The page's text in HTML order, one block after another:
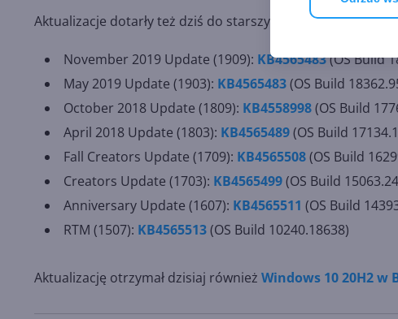
Aktualizacje dotarły też dziś do starszych wersji Windows
November 2019 Update (1909): KB4565483(OS Build
May 2019 Update (1903): KB4565483(OS Build
October 2018 Update (1809): KB4558998(OS Build
April 2018 Update (1803): KB4565489(OS Build
Fall Creators Update (1709): KB4565508(OS Build
Creators Update (1703): KB4565499(OS Build
Anniversary Update (1607): KB4565511 (OS Build
RTM (1507): KB4565513(OS Build 10240.18638)
Aktualizację otrzymał dzisiaj również Windows 10 20H2 w